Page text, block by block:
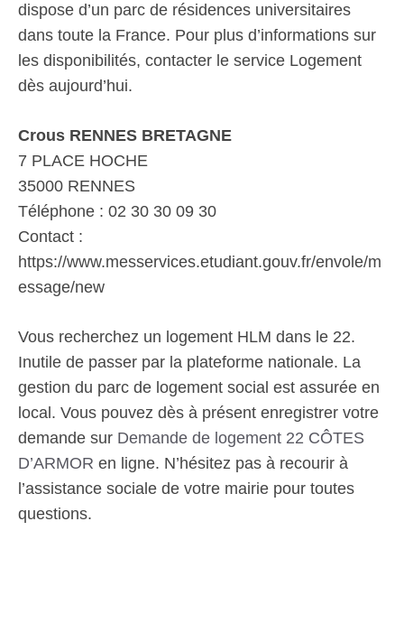
dispose d’un parc de résidences universitaires
dans toute la France. Pour plus d’informations sur
les disponibilités, contacter le service Logement
dès aujourd’hui.
Crous RENNES BRETAGNE
7 PLACE HOCHE
35000 RENNES
Téléphone : 02 30 30 09 30
Contact :
https://www.messervices.etudiant.gouv.fr/envole/m
essage/new
Vous recherchez un logement HLM dans le 22.
Inutile de passer par la plateforme nationale. La
gestion du parc de logement social est assurée en
local. Vous pouvez dès à présent enregistrer votre
demande sur Demande de logement 22 CÔTES
D’ARMOR en ligne. N’hésitez pas à recourir à
l’assistance sociale de votre mairie pour toutes
questions.